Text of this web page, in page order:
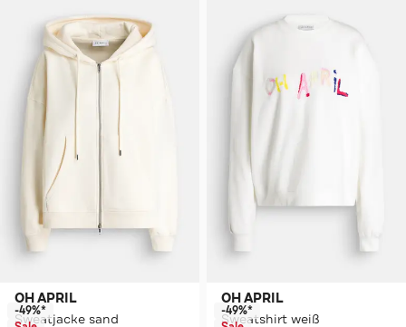
OH APRIL
Sweatjacke sand
-49%*
OH APRIL
Sweatshirt weiß
-49%*